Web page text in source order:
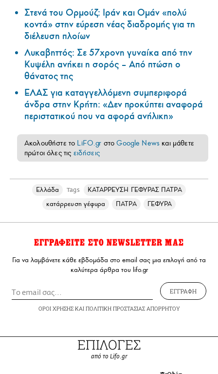
Στενά του Ορμούζ: Ιράν και Ομάν «πολύ
κοντά» στην εύρεση νέας διαδρομής για τη
διέλευση πλοίων
Λυκαβηττός: Σε 57χρονη γυναίκα από την
Κυψέλη ανήκει η σορός – Από πτώση ο
θάνατος της
ΕΛΑΣ για καταγγελλόμενη συμπεριφορά
άνδρα στην Κρήτη: «Δεν προκύπτει αναφορά
περιστατικού που να αφορά ανήλικη»
Ακολουθήστε το LiFO.gr στοGoogle News και μάθετε
πρώτοι όλες τις ειδήσεις
Ελλάδα Tags
ΚΑΤΑΡΡΕΥΣΗ ΓΕΦΥΡΑΣ ΠΑΤΡΑ
κατάρρευση γέφυρα
ΠΑΤΡΑ ΓΕΦΥΡΑ
ΕΓΓΡΑΦΕΙΤΕ ΣΤΟ NEWSLETTER ΜΑΣ
Για να λαμβάνετε κάθε εβδομάδα στο email σας μια επιλογή από τα
καλύτερα άρθρα του lifo.gr
ΕΓΓΡΑΦΗ
ΟΡΟΙ ΧΡΗΣΗΣΚΑΙ ΠΟΛΙΤΙΚΗ ΠΡΟΣΤΑΣΙΑΣ ΑΠΟΡΡΗΤΟΥ
ΕΠΙΛΟΓΕΣ
από το Lifo.gr